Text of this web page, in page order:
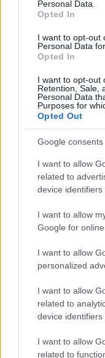
Personal Data.
Opted In
I want to opt-out
Personal Data
Opted In
I want to opt-out
Retention, Sale,
Personal Data
Purposes for
Opted Out
Google consents
I want to allow
related to
device identifiers
I want to allow
Google for
I want to allow
personalized
I want to allow
related to
device identifiers
I want to allow
related to
2019. június 11.
Még mielőtt
NBC-t küldené a
Nyár, mi?
Muhaha!